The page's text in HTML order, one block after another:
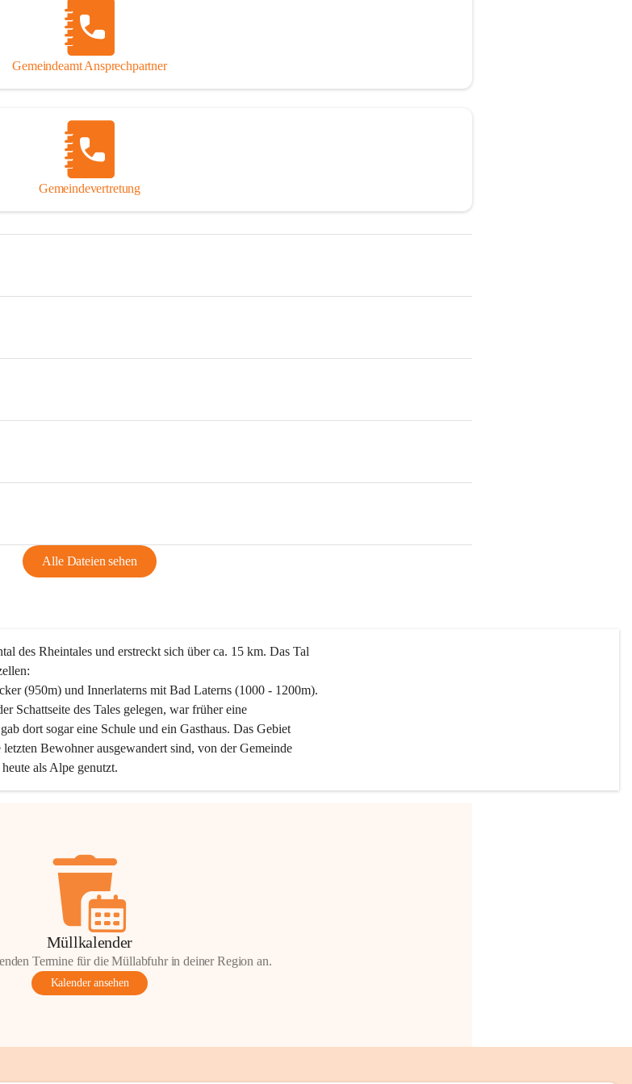
Gemeindeamt Ansprechpartner
Gemeindevertretung
Alle Dateien sehen
des Rheintales und erstreckt sich über ca. 15 km. Das Tal
(950m) und Innerlaterns mit Bad Laterns (1000 - 1200m).
Schattseite des Tales gelegen, war früher eine
dort sogar eine Schule und ein Gasthaus. Das Gebiet
Bewohner ausgewandert sind, von der Gemeinde
als Alpe genutzt.
Müllkalender
Termine für die Müllabfuhr in deiner Region an.
Kalender ansehen